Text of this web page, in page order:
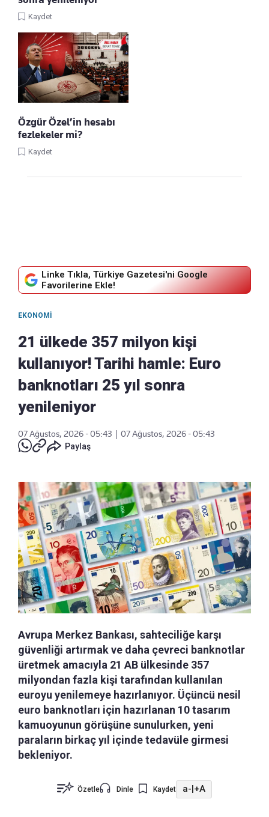
Kaydet
Özgür Özel’in hesabı
fezlekeler mi?
Kaydet
Linke Tıkla, Türkiye Gazetesi'ni Google
Favorilerine Ekle!
EKONOMI
21 ülkede 357 milyon kişi
kullanıyor! Tarihi hamle: Euro
banknotları 25 yıl sonra
yenileniyor
07 Ağustos, 2026 - 05:43
07 Ağustos, 2026 - 05:43
Paylaş
Avrupa Merkez Bankası, sahteciliğe karşı
güvenliği artırmak ve daha çevreci banknotlar
üretmek amacıyla 21 AB ülkesinde 357
milyondan fazla kişi tarafından kullanılan
euroyu yenilemeye hazırlanıyor. Üçüncü nesil
euro banknotları için hazırlanan 10 tasarım
kamuoyunun görüşüne sunulurken, yeni
paraların birkaç yıl içinde tedavüle girmesi
bekleniyor.
Özetle Dinle Kaydet a-|+A